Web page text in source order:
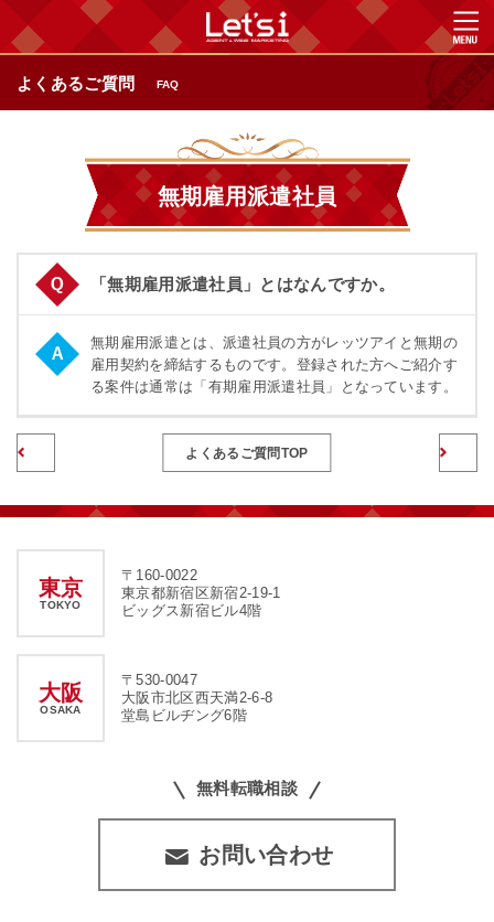
よくあるご質問 FAQ
無期雇用派遣社員
「無期雇用派遣社員」とはなんですか。
無期雇用派遣とは、派遣社員の方がレッツアイと無期の
雇用契約を締結するものです。登録された方へご紹介す
る案件は通常は「有期雇用派遣社員」となっています。
よくあるご質問TOP
東京
TOKYO
〒160-0022
東京都新宿区新宿2-19-1
ビッグス新宿ビル4階
大阪
OSAKA
〒530-0047
大阪市北区西天満2-6-8
堂島ビルヂング6階
無料転職相談
お問い合わせ